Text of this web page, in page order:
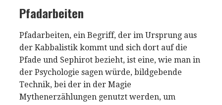
Pfadarbeiten
Pfadarbeiten, ein Begriff, der im Ursprung aus
der Kabbalistik kommt und sich dort auf die
Pfade und Sephirot bezieht, ist eine, wie man in
der Psychologie sagen würde, bildgebende
Technik, bei der in der Magie
Mythenerzählungen genutzt werden, um